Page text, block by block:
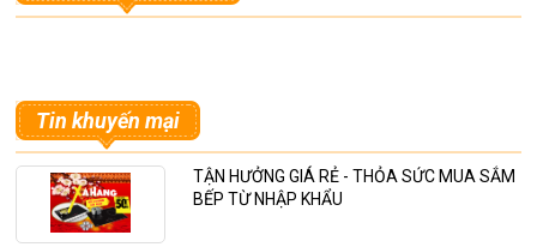
Tin khuyến mại
TẬN HƯỞNG GIÁ RẺ - THỎA SỨC MUA SẮM
BẾP TỪ NHẬP KHẨU